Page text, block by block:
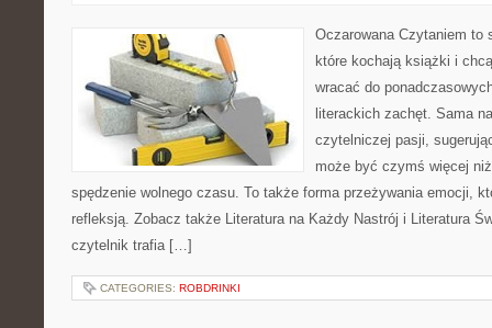
Oczarowana Czytaniem to
które kochają książki i
wracać do
literackich zachęt. Sama
czytelniczej pasji,
może być czymś więcej
spędzenie wolnego czasu. To także forma przeżywania emocji,
refleksją. Zobacz także Literatura na Każdy Nastrój i Literatura
czytelnik trafia […]
CATEGORIES: ROBDRINKI